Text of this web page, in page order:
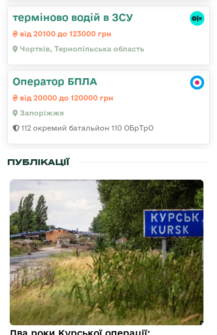
терміново водій в ЗСУ
від 20100 до 123000 грн
Чортків, Тернопільська область
Оператор БПЛА
від 20000 до 120000 грн
Запоріжжя
112 окремий батальйон 110 ОБрТрО
ПУБЛІКАЦІЇ